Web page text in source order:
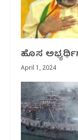
ಹೊಸ
April 1, 2024